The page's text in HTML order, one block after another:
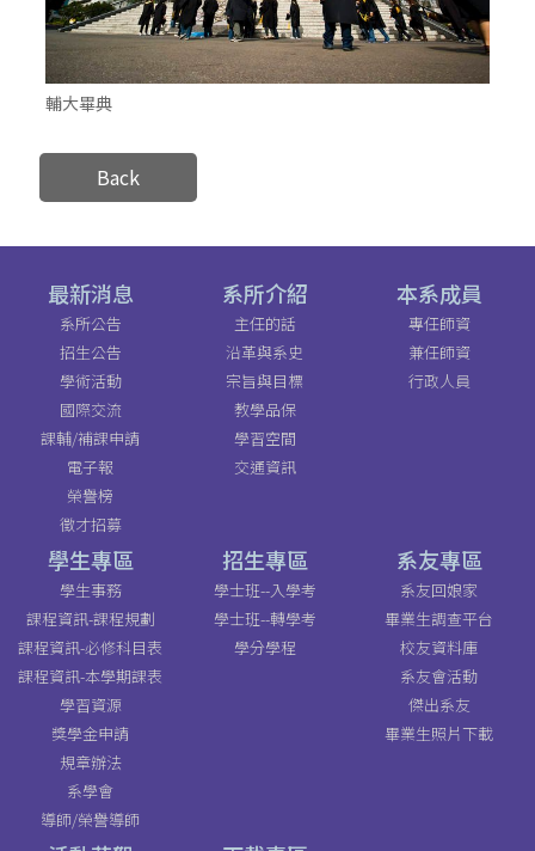
輔大畢典
Back
最新消息
系所公告
招生公告
學術活動
國際交流
課輔/補課申請
電子報
榮譽榜
徵才招募
系所介紹
主任的話
沿革與系史
宗旨與目標
教學品保
學習空間
交通資訊
本系成員
專任師資
兼任師資
行政人員
學生專區
學生事務
課程資訊-課程規劃
課程資訊-必修科目表
課程資訊-本學期課表
學習資源
獎學金申請
規章辦法
系學會
導師/榮譽導師
招生專區
學士班--入學考
學士班--轉學考
學分學程
系友專區
系友回娘家
畢業生調查平台
校友資料庫
系友會活動
傑出系友
畢業生照片下載